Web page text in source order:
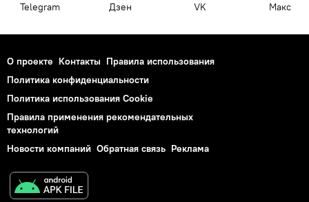
Telegram Дзен VK Макс
О проекте Контакты Правила использования
Политика конфиденциальности
Политика использования Cookie
Правила применения рекомендательных
технологий
Новости компаний Обратная связь Реклама